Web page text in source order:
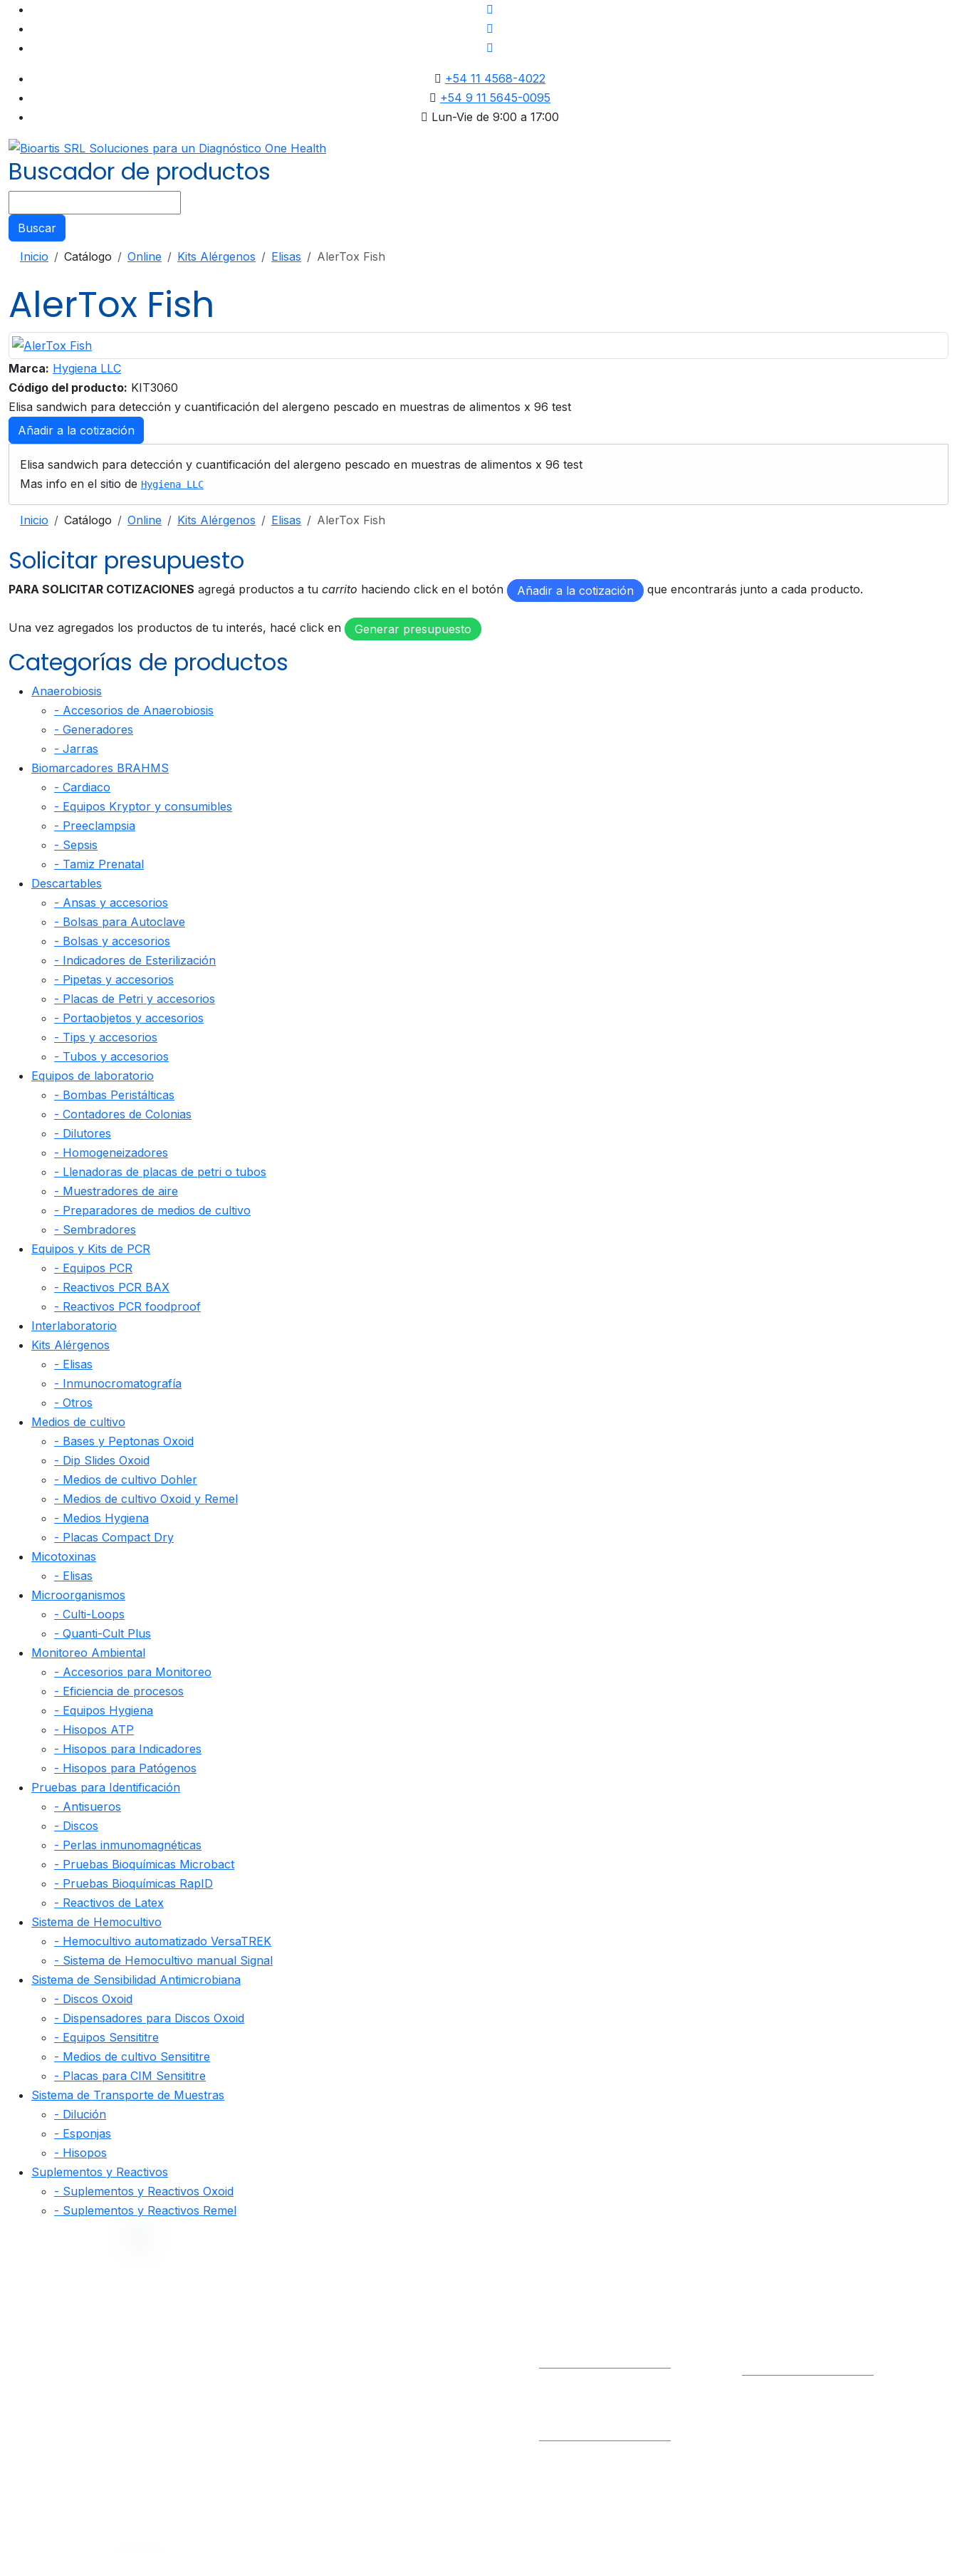
+54 11 4568-4022
+54 9 11 5645-0095
Lun-Vie de 9:00 a 17:00
Buscador de productos
Buscar
Inicio
Catálogo Online Kits Alérgenos Elisas AlerTox Fish
AlerTox Fish
Marca: Hygiena LLC
Código del producto: KIT3060
Elisa sandwich para detección y cuantificación del alergeno pescado en muestras de alimentos x 96 test
Añadir a la cotización
Elisa sandwich para detección y cuantificación del alergeno pescado en muestras de alimentos x 96 test
Mas info en el sitio de Hygiena LLC
Inicio Catálogo Online Kits Alérgenos Elisas AlerTox Fish
Solicitar presupuesto
PARA SOLICITAR COTIZACIONES agregá productos a tu carrito haciendo click en el botón Añadir a la cotización que encontrarás junto a cada producto.
Una vez agregados los productos de tu interés, hacé click en Generar presupuesto
Categorías de productos
Anaerobiosis
- Accesorios de Anaerobiosis
- Generadores
- Jarras
Biomarcadores BRAHMS
- Cardiaco
- Equipos Kryptor y consumibles
- Preeclampsia
- Sepsis
- Tamiz Prenatal
Descartables
- Ansas y accesorios
- Bolsas para Autoclave
- Bolsas y accesorios
- Indicadores de Esterilización
- Pipetas y accesorios
- Placas de Petri y accesorios
- Portaobjetos y accesorios
- Tips y accesorios
- Tubos y accesorios
Equipos de laboratorio
- Bombas Peristálticas
- Contadores de Colonias
- Dilutores
- Homogeneizadores
- Llenadoras de placas de petri o tubos
- Muestradores de aire
- Preparadores de medios de cultivo
- Sembradores
Equipos y Kits de PCR
- Equipos PCR
- Reactivos PCR BAX
- Reactivos PCR foodproof
Interlaboratorio
Kits Alérgenos
- Elisas
- Inmunocromatografía
- Otros
Medios de cultivo
- Bases y Peptonas Oxoid
- Dip Slides Oxoid
- Medios de cultivo Dohler
- Medios de cultivo Oxoid y Remel
- Medios Hygiena
- Placas Compact Dry
Micotoxinas
- Elisas
Microorganismos
- Culti-Loops
- Quanti-Cult Plus
Monitoreo Ambiental
- Accesorios para Monitoreo
- Eficiencia de procesos
- Equipos Hygiena
- Hisopos ATP
- Hisopos para Indicadores
- Hisopos para Patógenos
Pruebas para Identificación
- Antisueros
- Discos
- Perlas inmunomagnéticas
- Pruebas Bioquímicas Microbact
- Pruebas Bioquímicas RapID
- Reactivos de Latex
Sistema de Hemocultivo
- Hemocultivo automatizado VersaTREK
- Sistema de Hemocultivo manual Signal
Sistema de Sensibilidad Antimicrobiana
- Discos Oxoid
- Dispensadores para Discos Oxoid
- Equipos Sensititre
- Medios de cultivo Sensititre
- Placas para CIM Sensititre
Sistema de Transporte de Muestras
- Dilución
- Esponjas
- Hisopos
Suplementos y Reactivos
- Suplementos y Reactivos Oxoid
- Suplementos y Reactivos Remel